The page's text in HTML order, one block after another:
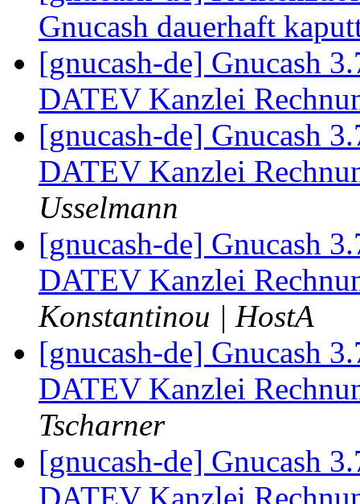
Gnucash dauerhaft
[gnucash-de] Gnucash
DATEV Kanzlei
[gnucash-de] Gnucash
DATEV Kanzlei
Usselmann
[gnucash-de] Gnucash
DATEV Kanzlei
Konstantinou | HostA
[gnucash-de] Gnucash
DATEV Kanzlei
Tscharner
[gnucash-de] Gnucash